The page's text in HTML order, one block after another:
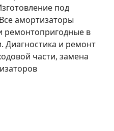
под
амортизаторы
ремонтопригодные в
Диагностика и ремонт
части, замена